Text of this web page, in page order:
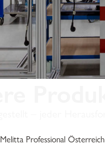
Melitta Professional Österreich